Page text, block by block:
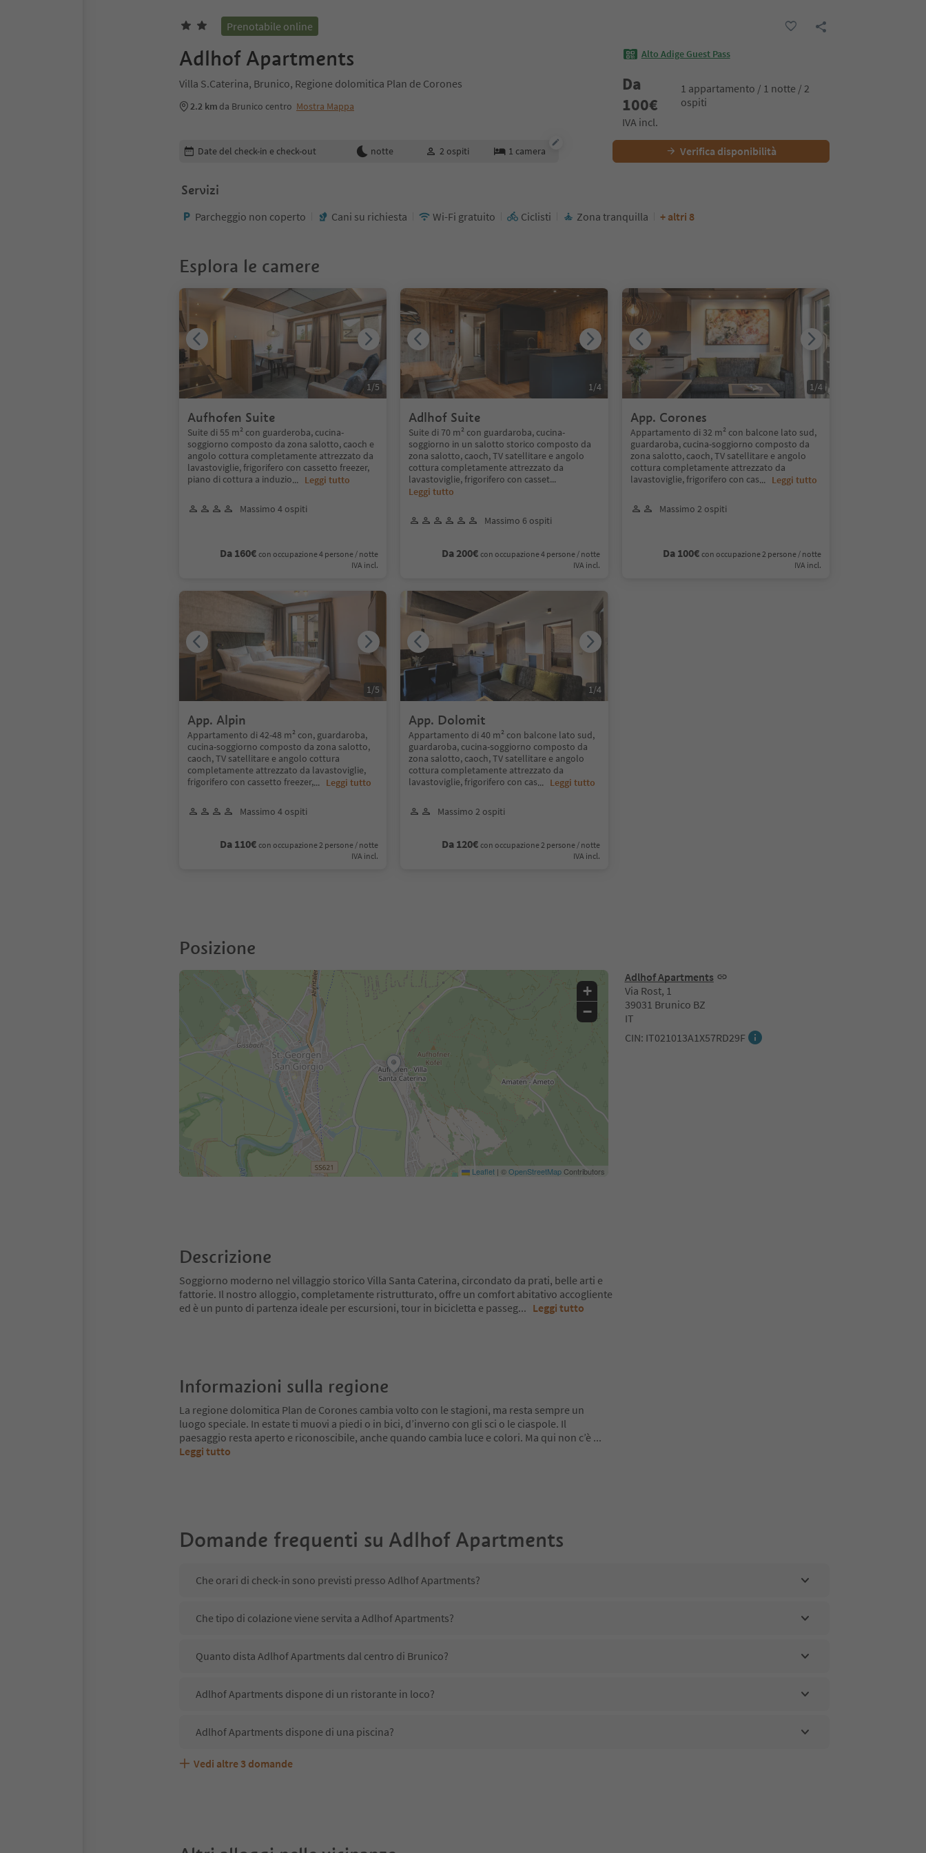
Prenotabile online
Adlhof Apartments
Villa S.Caterina, Brunico, Regione dolomitica Plan de Corones
2.2 km da Brunico centro Mostra Mappa
Alto Adige Guest Pass
Da
100€
1 appartamento / 1 notte / 2
ospiti
IVA incl.
Modifica i dettagli della prenotazione
Date del check-in e check-out notte 2 ospiti 1 camera Verifica disponibilità
Servizi
Parcheggio non coperto Cani su richiesta Wi-Fi gratuito Ciclisti Zona tranquilla + altri 8
Esplora le camere
Aufhofen Suite
Suite di 55 m² con guarderoba, cucina-
soggiorno composto da zona salotto, caoch e
angolo cottura completamente attrezzato da
lavastoviglie, frigorifero con cassetto freezer,
piano di cottura a induzio... Leggi tutto
Massimo 4 ospiti
Da 160€ con occupazione 4 persone / notte
IVA incl.
1 /5
Adlhof Suite
Suite di 70 m² con guardaroba, cucina-
soggiorno in un salotto storico composto da
zona salotto, caoch, TV satellitare e angolo
cottura completamente attrezzato da
lavastoviglie, frigorifero con casset...
Leggi tutto
Massimo 6 ospiti
Da 200€ con occupazione 4 persone / notte
IVA incl.
1 /4
App. Corones
Appartamento di 32 m² con balcone lato sud,
guardaroba, cucina-soggiorno composto da
zona salotto, caoch, TV satellitare e angolo
cottura completamente attrezzato da
lavastoviglie, frigorifero con cas... Leggi tutto
Massimo 2 ospiti
Da 100€ con occupazione 2 persone / notte
IVA incl.
1 /4
App. Alpin
Appartamento di 42-48 m² con, guardaroba,
cucina-soggiorno composto da zona salotto,
caoch, TV satellitare e angolo cottura
completamente attrezzato da lavastoviglie,
frigorifero con cassetto freezer,... Leggi tutto
Massimo 4 ospiti
Da 110€ con occupazione 2 persone / notte
IVA incl.
1 /5
App. Dolomit
Appartamento di 40 m² con balcone lato sud,
guardaroba, cucina-soggiorno composto da
zona salotto, caoch, TV satellitare e angolo
cottura completamente attrezzato da
lavastoviglie, frigorifero con cas... Leggi tutto
Massimo 2 ospiti
Da 120€ con occupazione 2 persone / notte
IVA incl.
1 /4
Posizione
Adlhof Apartments
Via Rost, 1
39031 Brunico BZ
IT
CIN: IT021013A1X57RD29F
+
−
Leaflet | ©OpenStreetMapContributors
Descrizione
Soggiorno moderno nel villaggio storico Villa Santa Caterina, circondato da prati, belle arti e
fattorie. Il nostro alloggio, completamente ristrutturato, offre un comfort abitativo accogliente
ed è un punto di partenza ideale per escursioni, tour in bicicletta e passeg... Leggi tutto
Informazioni sulla regione
La regione dolomitica Plan de Corones cambia volto con le stagioni, ma resta sempre un
luogo speciale. In estate ti muovi a piedi o in bici, d’inverno con gli sci o le ciaspole. Il
paesaggio resta aperto e riconoscibile, anche quando cambia luce e colori. Ma qui non c’è ...
Leggi tutto
Domande frequenti su Adlhof Apartments
Che orari di check-in sono previsti presso Adlhof Apartments?
Che tipo di colazione viene servita a Adlhof Apartments?
Quanto dista Adlhof Apartments dal centro di Brunico?
Adlhof Apartments dispone di un ristorante in loco?
Adlhof Apartments dispone di una piscina?
Adlhof Apartments accetta animali domestici?
Quali servizi/attività sono disponibili presso Adlhof Apartments?
Gli ospiti di Adlhof Apartments ricevono l'Alto Adige Guest Pass?
Vedi altre 3 domande